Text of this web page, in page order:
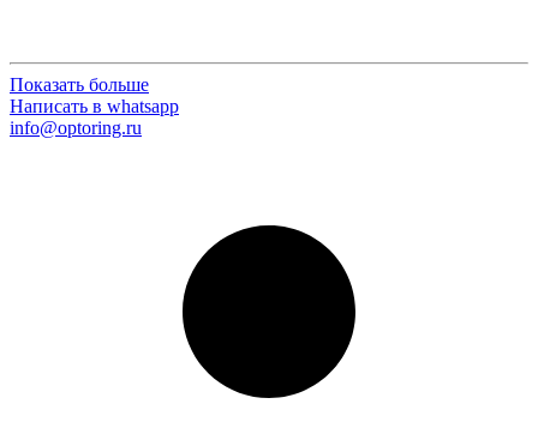
Показать больше
Написать в whatsapp
info@optoring.ru